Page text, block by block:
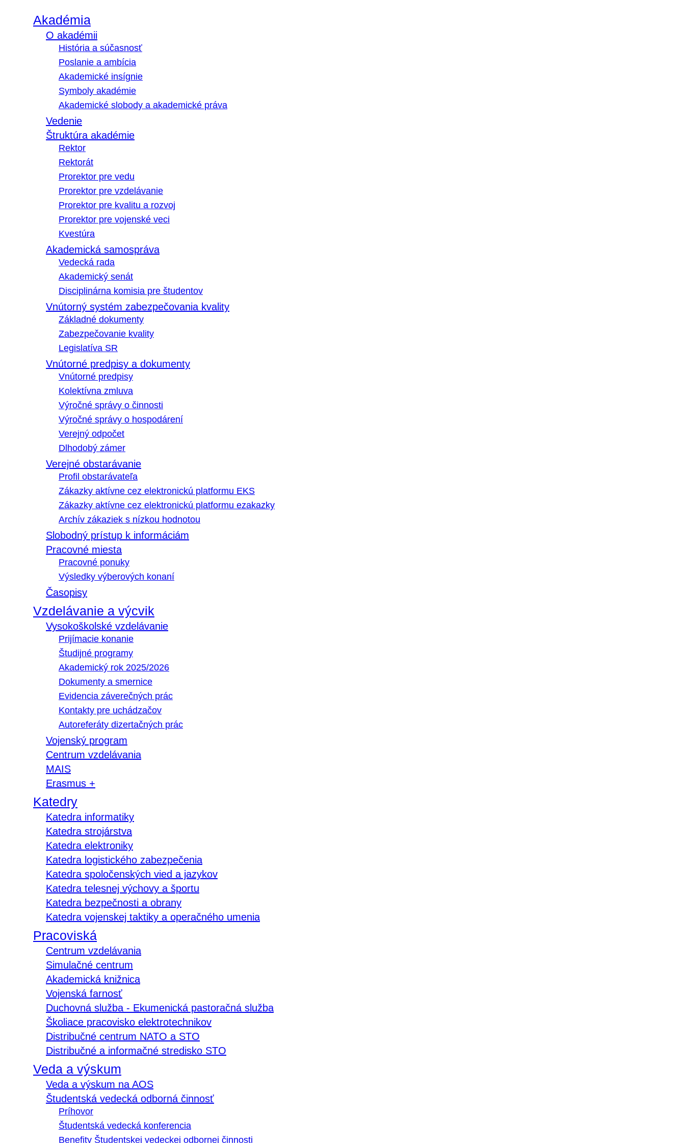
Akadémia
O akadémii
História a súčasnosť
Poslanie a ambícia
Akademické insígnie
Symboly akadémie
Akademické slobody a akademické práva
Vedenie
Štruktúra akadémie
Rektor
Rektorát
Prorektor pre vedu
Prorektor pre vzdelávanie
Prorektor pre kvalitu a rozvoj
Prorektor pre vojenské veci
Kvestúra
Akademická samospráva
Vedecká rada
Akademický senát
Disciplinárna komisia pre študentov
Vnútorný systém zabezpečovania kvality
Základné dokumenty
Zabezpečovanie kvality
Legislatíva SR
Vnútorné predpisy a dokumenty
Vnútorné predpisy
Kolektívna zmluva
Výročné správy o činnosti
Výročné správy o hospodárení
Verejný odpočet
Dlhodobý zámer
Verejné obstarávanie
Profil obstarávateľa
Zákazky aktívne cez elektronickú platformu EKS
Zákazky aktívne cez elektronickú platformu ezakazky
Archív zákaziek s nízkou hodnotou
Slobodný prístup k informáciám
Pracovné miesta
Pracovné ponuky
Výsledky výberových konaní
Časopisy
Vzdelávanie a výcvik
Vysokoškolské vzdelávanie
Prijímacie konanie
Študijné programy
Akademický rok 2025/2026
Dokumenty a smernice
Evidencia záverečných prác
Kontakty pre uchádzačov
Autoreferáty dizertačných prác
Vojenský program
Centrum vzdelávania
MAIS
Erasmus +
Katedry
Katedra informatiky
Katedra strojárstva
Katedra elektroniky
Katedra logistického zabezpečenia
Katedra spoločenských vied a jazykov
Katedra telesnej výchovy a športu
Katedra bezpečnosti a obrany
Katedra vojenskej taktiky a operačného umenia
Pracoviská
Centrum vzdelávania
Simulačné centrum
Akademická knižnica
Vojenská farnosť
Duchovná služba - Ekumenická pastoračná služba
Školiace pracovisko elektrotechnikov
Distribučné centrum NATO a STO
Distribučné a informačné stredisko STO
Veda a výskum
Veda a výskum na AOS
Študentská vedecká odborná činnosť
Príhovor
Študentská vedecká konferencia
Benefity Študentskej vedeckej odbornej činnosti